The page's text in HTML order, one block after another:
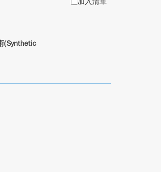
(Synthetic